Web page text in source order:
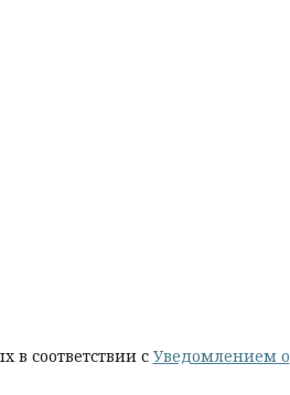
в соответствии с Уведомлением о